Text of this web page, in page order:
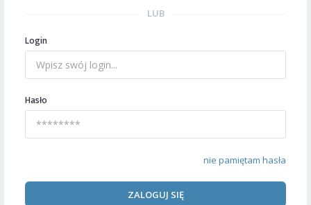
LUB
Login
Hasło
nie pamiętam hasła
ZALOGUJ SIĘ